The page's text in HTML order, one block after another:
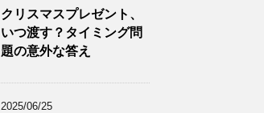
クリスマスプレゼント、
いつ渡す？タイミング問
題の意外な答え
2025/06/25